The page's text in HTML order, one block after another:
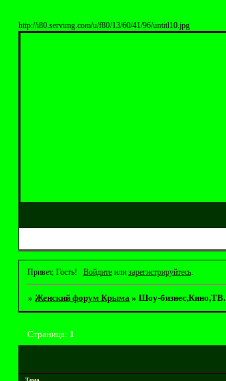
http://i80.servimg.com/u/f80/13/60/41/96/untitl10.jpg
Привет, Гость! Войдитеили зарегистрируйтесь.
» Женский форум Крыма » Шоу-бизнес,Кино,ТВ.
Страница: 1